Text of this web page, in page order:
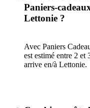
Paniers-
Lettonie ?
Avec Paniers
est estimé entre 2 et
arrive en/à Lettonie.